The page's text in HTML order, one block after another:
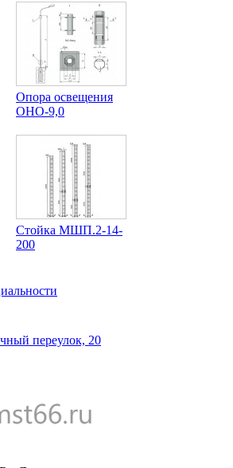
Опора освещения
ОНО-9,0
Стойка МШП.2-14-
200
переулок, 20